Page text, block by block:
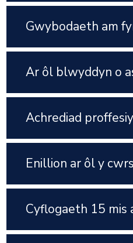
Gwybodaeth am
Ar ôl blwyddyn o
Achrediad
Enillion ar ôl y cwrs
Cyflogaeth 15 mis